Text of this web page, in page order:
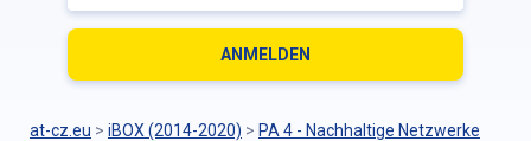
at-cz.eu > iBOX (2014-2020) > PA 4 - Nachhaltige Netzwerke